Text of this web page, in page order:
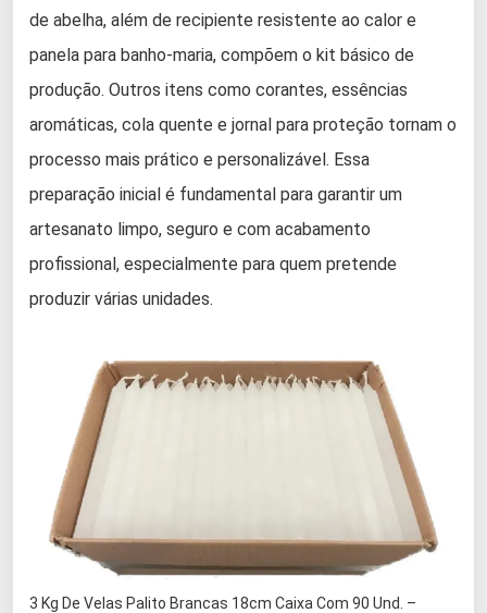
de abelha, além de recipiente resistente ao calor e
panela para banho-maria, compõem o kit básico de
produção. Outros itens como corantes, essências
aromáticas, cola quente e jornal para proteção tornam o
processo mais prático e personalizável. Essa
preparação inicial é fundamental para garantir um
artesanato limpo, seguro e com acabamento
profissional, especialmente para quem pretende
produzir várias unidades.
3 Kg De Velas Palito Brancas 18cm Caixa Com 90 Und. –